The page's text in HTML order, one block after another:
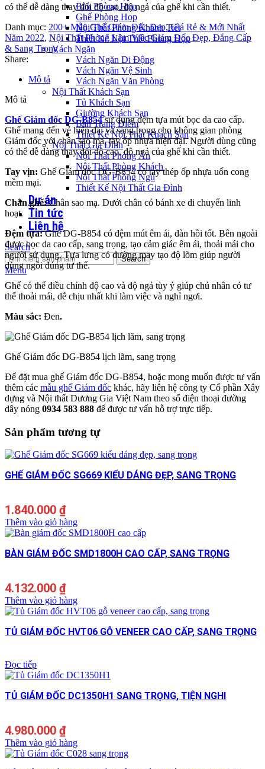
Bàn Phòng Họp
Ghế Phòng Họp
Nội Thất Phòng Khánh Tiết
Thiết Kế Nội Thất Phòng Họp
Vách Ngăn
Vách Ngăn Di Động
Vách Ngăn Vệ Sinh
Vách Ngăn Văn Phòng
Nội Thất Khách Sạn
Tủ Khách Sạn
Giường Khách Sạn
Bàn Trang Điểm
Thiết Kế Nội Thất Khách Sạn
Nội Thất Gia Đình
Nội Thất Phòng Ăn
Nội Thất Phòng Khách
Nội Thất Phòng Ngủ
Thiết Kế Nội Thất Gia Đình
Dự án
Tin tức
Liên hệ
Search
Search
Menu
có thể dễ dàng thay đổi độ cao, độ ngả của ghế khi cần thiết.
Danh mục: 200+ Mẫu Ghế Giám Đốc Đẹp, Giá Rẻ & Mới Nhất
Năm 2022, Nội Thất Phòng Làm Việc Giám Đốc Đẹp, Đẳng Cấp
& Sang Trọng
Share:
Mô tả
Mô tả
Ghế Giám đốc DG-B854 sử dụng đệm tựa mút bọc da cao cấp.
Ghế mang đến vẻ hiện đại và sang trọng cho không gian phòng
Giám đốc với chân sao mạ, tay ốp nhựa hiện đại. Người dùng cũng
có thể dễ dàng thay đổi độ cao, độ ngả của ghế khi cần thiết.
Tay vịn: Ghế Giám đốc DG-B854 có tay thép ốp nhựa uốn cong
mềm mại.
Chân ghế:Chân sao mạ. Dưới chân có bánh xe di chuyển linh
hoạt.
Đệm tựa:Ghế DG-B854 có đệm mút êm ái, đàn hồi tốt. Bên ngoài
được bọc da cao cấp, sang trọng, tạo cảm giác êm ái, thoải mái cho
người sử dụng. Tựa lưng có đường may tạo độ lõm giúp người
dùng ngồi đúng tư thế.
Ghế có thể điều chỉnh độ cao và độ ngả tùy ý giúp chủ nhân có tư
thế thoải mái, dễ chịu nhất khi làm việc và nghỉ ngơi.
Màu sắc: Đen.
Ghế Giám đốc DG-B854 lịch lãm, sang trọng
Để đặt mua ghế Giám đốc DG-B854, hoặc mong muốn được tư vấn
thêm các mẫu ghế Giám đốc khác, hãy liên hệ công ty Cổ phần Xây
dựng và Nội thất Dương Gia Việt Nam theo số điện thoại đường
dây nóng 0934 583 888 để được tư vấn hỗ trợ trực tiếp.
Sản phẩm tương tự
GHẾ GIÁM ĐỐC SG669 KIỂU DÁNG ĐẸP, SANG TRỌNG
1.840.000 ₫
Thêm vào giỏ hàng
BÀN GIÁM ĐỐC SMD1800H CAO CẤP, SANG TRỌNG
4.132.000 ₫
Thêm vào giỏ hàng
TỦ GIÁM ĐỐC HVT06 GỖ VENEER CAO CẤP, SANG TRỌNG
Đọc tiếp
TỦ GIÁM ĐỐC DC1350H1 SANG TRỌNG, TIỆN NGHI
4.980.000 ₫
Thêm vào giỏ hàng